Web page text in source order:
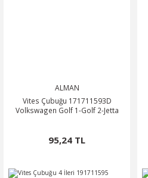
ALMAN
Vites Çubuğu 171711593D
Volkswagen Golf 1-Golf 2-Jetta
95,24 TL